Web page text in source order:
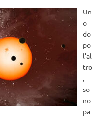
Un
o
do
po
l’al
tro
,
so
no
pa